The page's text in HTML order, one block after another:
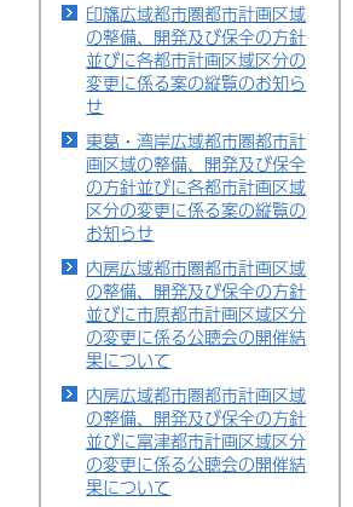
印旛広域都市圏都市計画区域
の整備、開発及び保全の方針
並びに各都市計画区域区分の
変更に係る案の縦覧のお知ら
せ
東葛・湾岸広域都市圏都市計
画区域の整備、開発及び保全
の方針並びに各都市計画区域
区分の変更に係る案の縦覧の
お知らせ
内房広域都市圏都市計画区域
の整備、開発及び保全の方針
並びに市原都市計画区域区分
の変更に係る公聴会の開催結
果について
内房広域都市圏都市計画区域
の整備、開発及び保全の方針
並びに富津都市計画区域区分
の変更に係る公聴会の開催結
果について